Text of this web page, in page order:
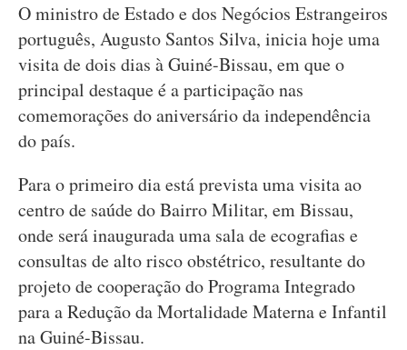
O ministro de Estado e dos Negócios Estrangeiros
português, Augusto Santos Silva, inicia hoje uma
visita de dois dias à Guiné-Bissau, em que o
principal destaque é a participação nas
comemorações do aniversário da independência
do país.
Para o primeiro dia está prevista uma visita ao
centro de saúde do Bairro Militar, em Bissau,
onde será inaugurada uma sala de ecografias e
consultas de alto risco obstétrico, resultante do
projeto de cooperação do Programa Integrado
para a Redução da Mortalidade Materna e Infantil
na Guiné-Bissau.